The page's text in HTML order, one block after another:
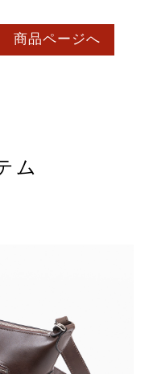
商品ページへ
ム